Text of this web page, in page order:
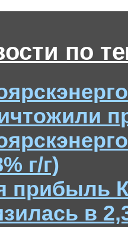
по
г/г)
прибыль
в